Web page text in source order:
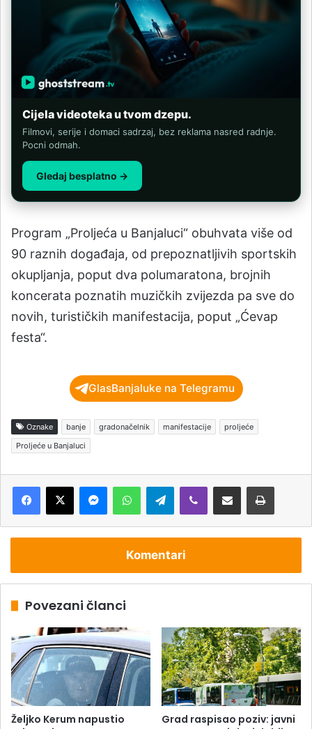
Cijela videoteka u tvom dzepu.
Filmovi, serije i domaci sadrzaj, bez reklama nasred radnje.
Pocni odmah.
Gledaj besplatno →
Program „Proljeća u Banjaluci“ obuhvata više od
90 raznih događaja, od prepoznatljivih sportskih
okupljanja, poput dva polumaratona, brojnih
koncerata poznatih muzičkih zvijezda pa sve do
novih, turističkih manifestacija, poput „Ćevap
festa“.
GlasBanjaluke na Telegramu
Oznake banje gradonačelnik manifestacije
proljeće
Proljeće u Banjaluci
Telegram
Komentari
Povezani članci
Željko Kerum napustio
Grad raspisao poziv: javni